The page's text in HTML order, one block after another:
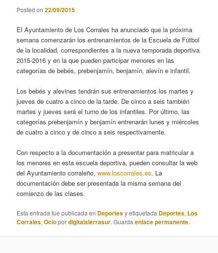
Posted on22/09/2015
El Ayuntamiento de Los Corrales ha anunciado que la próxima
semana comenzarán los entrenamientos de la Escuela de Fútbol
de la localidad, correspondientes a la nueva temporada deportiva
2015-2016 y en la que pueden participar menores en las
categorías de bebés, prebenjamín, benjamín, alevín e infantil.
Los bebés y alevines tendrán sus entrenamientos los martes y
jueves de cuatro a cinco de la tarde. De cinco a seis también
martes y jueves será el turno de los infantiles. Por último, las
categorías prebenjamín y benjamín entrenarán lunes y miércoles
de cuatro a cinco y de cinco a seis respectivamente.
Con respecto a la documentación a presentar para matricular a
los menores en esta escuela deportiva, pueden consultar la web
del Ayuntamiento corraleño,www.loscorrales.es. La
documentación debe ser presentada la misma semana del
comienzo de las clases.
Esta entrada fue publicada en Deportesy etiquetada Deportes, Los
Corrales,Ociopordigitalsierrasur. Guardaenlace permanente.